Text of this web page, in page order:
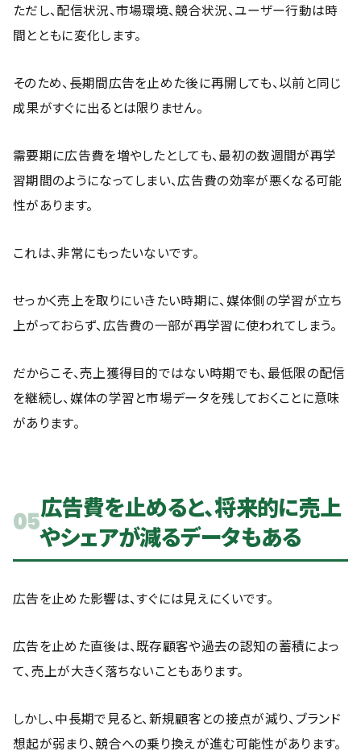
ただし、配信状況、市場環境、競合状況、ユーザー行動は時
間とともに変化します。
そのため、長期間広告を止めた後に再開しても、以前と同じ
成果がすぐに出るとは限りません。
需要期に広告費を増やしたとしても、最初の数週間が再学
習期間のようになってしまい、広告費の効率が悪くなる可能
性があります。
これは、非常にもったいないです。
せっかく売上を取りにいきたい時期に、媒体側の学習が立ち
上がっておらず、広告費の一部が再学習に使われてしまう。
だからこそ、売上獲得目的ではない時期でも、最低限の配信
を継続し、媒体の学習と市場データを残しておくことに意味
があります。
05広告費を止めると、将来的に売上
やシェアが減るデータもある
広告を止めた影響は、すぐには見えにくいです。
広告を止めた直後は、既存顧客や過去の認知の蓄積によっ
て、売上が大きく落ちないこともあります。
しかし、中長期で見ると、新規顧客との接点が減り、ブランド
想起が弱まり、競合への乗り換えが進む可能性があります。